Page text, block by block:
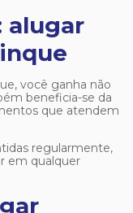
alugar
, você ganha não
beneficia-se da
que atendem
regularmente,
em qualquer